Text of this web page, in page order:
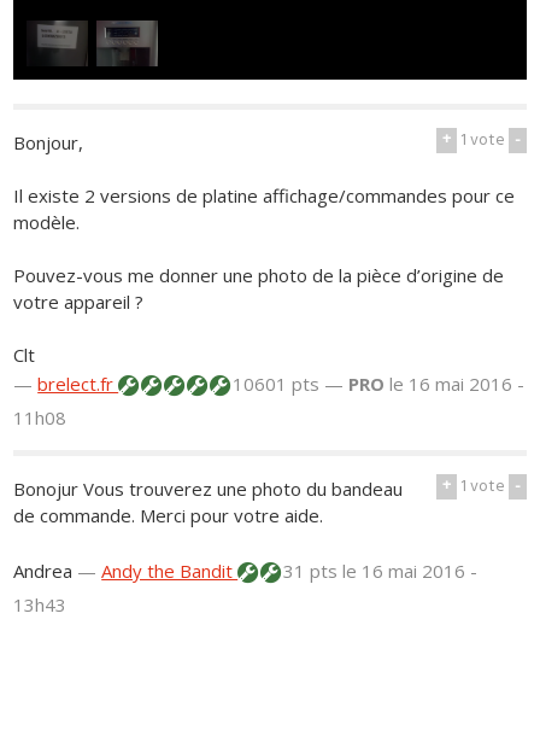
+ 1vote -
Bonjour,
Il existe 2 versions de platine affichage/commandes pour ce
modèle.
Pouvez-vous me donner une photo de la pièce d’origine de
votre appareil ?
Clt
—brelect.fr 10601 pts — PRO le 16 mai 2016 -
11h08
+ 1vote -
Bonojur Vous trouverez une photo du bandeau
de commande. Merci pour votre aide.
Andrea —Andy the Bandit 31 ptsle 16 mai 2016 -
13h43